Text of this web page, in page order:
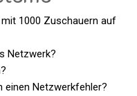
1000 Zuschauern auf
Netzwerk?
einen Netzwerkfehler?